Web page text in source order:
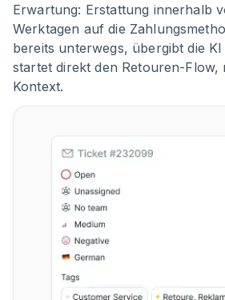
Erwartung: Erstattung innerhalb
Werktagen auf die
bereits unterwegs, übergibt die
startet direkt den Retouren-Flow,
Kontext.